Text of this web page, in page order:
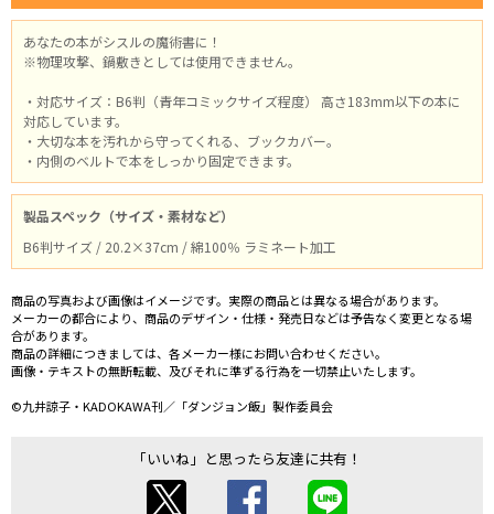
あなたの本がシスルの魔術書に！
※物理攻撃、鍋敷きとしては使用できません。
・対応サイズ：B6判（青年コミックサイズ程度） 高さ183mm以下の本に
対応しています。
・大切な本を汚れから守ってくれる、ブックカバー。
・内側のベルトで本をしっかり固定できます。
製品スペック（サイズ・素材など）
B6判サイズ / 20.2×37cm / 綿100％ ラミネート加工
商品の写真および画像はイメージです。実際の商品とは異なる場合があります。
メーカーの都合により、商品のデザイン・仕様・発売日などは予告なく変更となる場
合があります。
商品の詳細につきましては、各メーカー様にお問い合わせください。
画像・テキストの無断転載、及びそれに準ずる行為を一切禁止いたします。
©九井諒子・KADOKAWA刊／「ダンジョン飯」製作委員会
「いいね」と思ったら友達に共有！